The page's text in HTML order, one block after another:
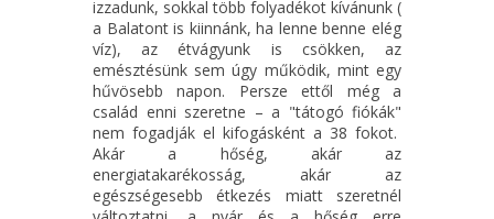
izzadunk, sokkal több folyadékot kívánunk (
a Balatont is kiinnánk, ha lenne benne elég
víz), az étvágyunk is csökken, az
emésztésünk sem úgy működik, mint egy
hűvösebb napon. Persze ettől még a
család enni szeretne – a "tátogó fiókák"
nem fogadják el kifogásként a 38 fokot.
Akár a hőség, akár az
energiatakarékosság, akár az
egészségesebb étkezés miatt szeretnél